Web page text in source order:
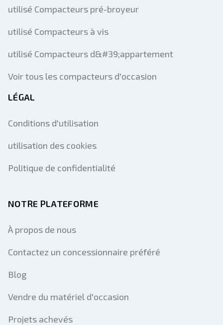
utilisé Compacteurs pré-broyeur
utilisé Compacteurs à vis
utilisé Compacteurs d&#39;appartement
Voir tous les compacteurs d'occasion
LÉGAL
Conditions d'utilisation
utilisation des cookies
Politique de confidentialité
NOTRE PLATEFORME
À propos de nous
Contactez un concessionnaire préféré
Blog
Vendre du matériel d'occasion
Projets achevés